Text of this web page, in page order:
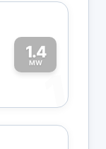
1.4
MW
1